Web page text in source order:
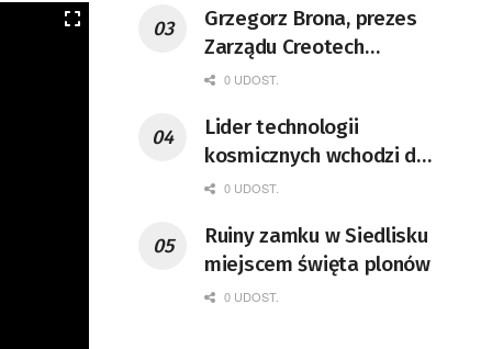
Grzegorz Brona, prezes
Zarządu Creotech
Instruments S.A. Fizyk,
pracownik CERN w
Genewie, przedsiębiorca i
nauczyciel akademicki,
fizycznych, koordynator
Rady Sektorowej ds.
Kompetencji Przemysłu
0 UDOST.
Lider technologii
kosmicznych wchodzi do
Lubuskiego
0 UDOST.
Ruiny zamku w Siedlisku
miejscem święta plonów
0 UDOST.